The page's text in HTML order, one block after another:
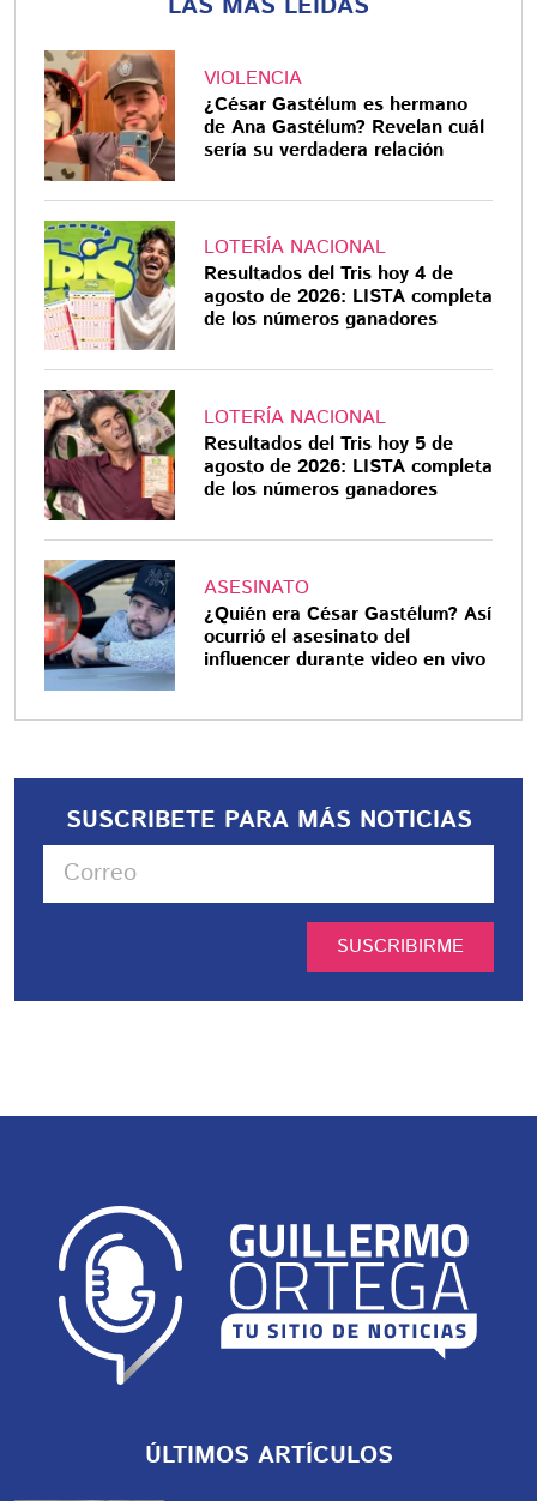
VIOLENCIA
¿César Gastélum es hermano
de Ana Gastélum? Revelan cuál
sería su verdadera relación
LOTERÍA NACIONAL
Resultados del Tris hoy 4 de
agosto de 2026: LISTA completa
de los números ganadores
LOTERÍA NACIONAL
Resultados del Tris hoy 5 de
agosto de 2026: LISTA completa
de los números ganadores
ASESINATO
¿Quién era César Gastélum? Así
ocurrió el asesinato del
influencer durante video en vivo
SUSCRIBETE PARA MÁS NOTICIAS
SUSCRIBIRME
ÚLTIMOS ARTÍCULOS